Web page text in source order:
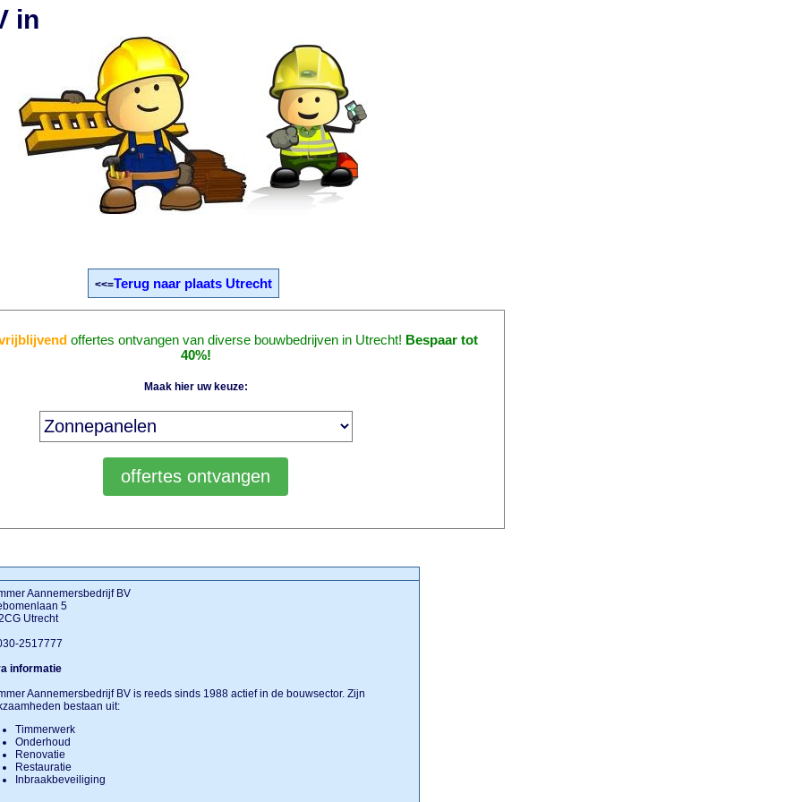
in
<<=Terug naar plaats Utrecht
offertes ontvangen van diverse bouwbedrijven in Utrecht! Bespaar tot
40%!
Maak hier uw keuze:
Aannemersbedrijf BV
5
Utrecht
2517777
informatie
Aannemersbedrijf BV is reeds sinds 1988 actief in de bouwsector. Zijn
bestaan uit:
Timmerwerk
Onderhoud
Renovatie
Restauratie
Inbraakbeveiliging